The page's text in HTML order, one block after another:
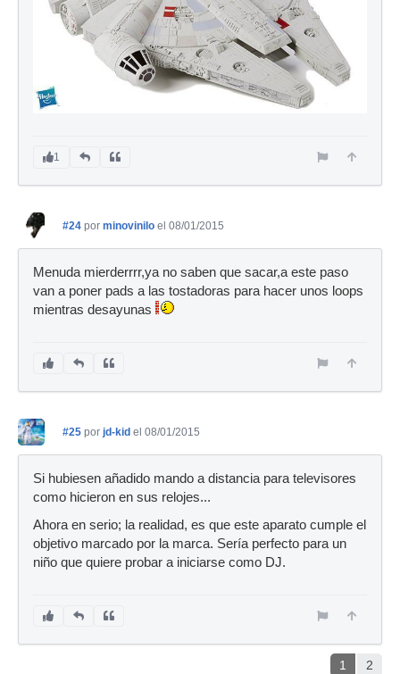
1
#24 por minovinilo el 08/01/2015
Menuda mierderrrr,ya no saben que sacar,a este paso
van a poner pads a las tostadoras para hacer unos loops
mientras desayunas
#25 por jd-kid el 08/01/2015
Si hubiesen añadido mando a distancia para televisores
como hicieron en sus relojes...
Ahora en serio; la realidad, es que este aparato cumple el
objetivo marcado por la marca. Sería perfecto para un
niño que quiere probar a iniciarse como DJ.
1 2